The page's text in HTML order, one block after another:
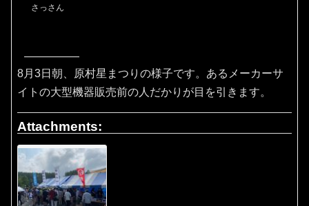
さっさん
8月3日朝、原村星まつりの様子です。あるメーカーサ
イトの大型機器販売前の人だかりが目を引きます。
Attachments: